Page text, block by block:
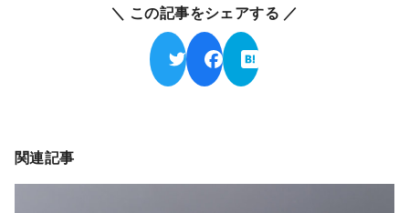
＼ この記事をシェアする ／
関連記事